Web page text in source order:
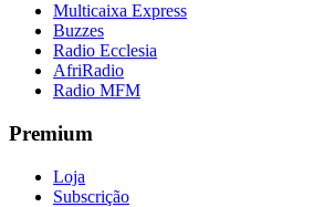
Multicaixa Express
Buzzes
Radio Ecclesia
AfriRadio
Radio MFM
Premium
Loja
Subscrição